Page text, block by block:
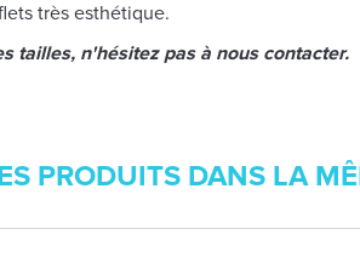
très esthétique.
tailles, n'hésitez pas à nous contacter.
PRODUITS DANS LA